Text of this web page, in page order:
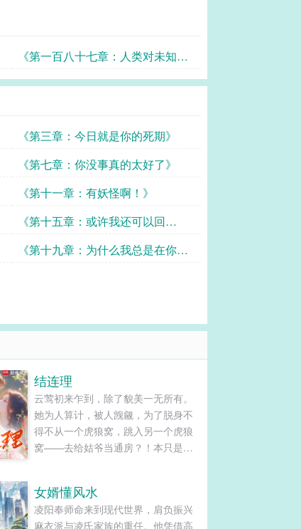
《第一百八十七章：人类对未知的
东西大都有
《第三章：今日就是你的死期》
《第七章：你没事真的太好了》
《第十一章：有妖怪啊！》
《第十五章：或许我还可以回
去……》
《第十九章：为什么我总是在你面
结连理
云莺初来乍到，除了貌美一无所有。
她为人算计，被人觊觎，为了脱身不
得不从一个虎狼窝，跳入另一个虎狼
窝——去给姑爷当通房？！本只是权
正娶，八抬大轿迎回家！诰命？好好
好，当就当呗……...
女婿懂风水
凌阳奉师命来到现代世界，肩负振兴
麻衣派与凌氏家族的重任。他凭借高